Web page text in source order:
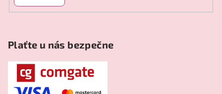
Plaťte u nás bezpečne